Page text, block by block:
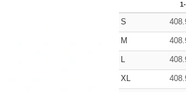
S
M
L
XL